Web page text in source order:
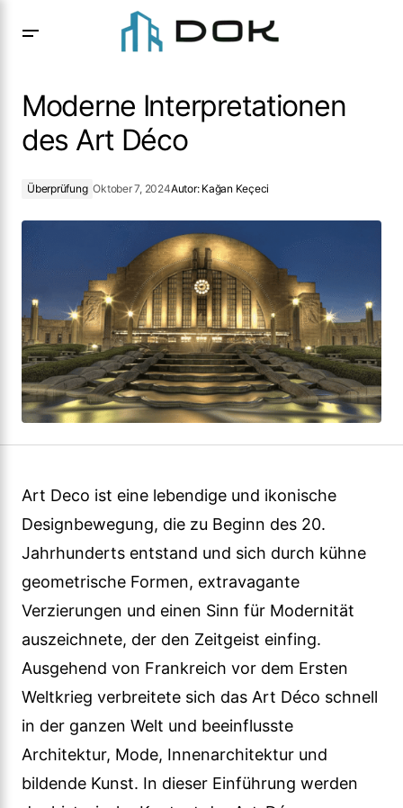
Moderne Interpretationen
des Art Déco
Überprüfung Oktober 7, 2024Autor: Kağan Keçeci
Art Deco ist eine lebendige und ikonische
Designbewegung, die zu Beginn des 20.
Jahrhunderts entstand und sich durch kühne
geometrische Formen, extravagante
Verzierungen und einen Sinn für Modernität
auszeichnete, der den Zeitgeist einfing.
Ausgehend von Frankreich vor dem Ersten
Weltkrieg verbreitete sich das Art Déco schnell
in der ganzen Welt und beeinflusste
Architektur, Mode, Innenarchitektur und
bildende Kunst. In dieser Einführung werden